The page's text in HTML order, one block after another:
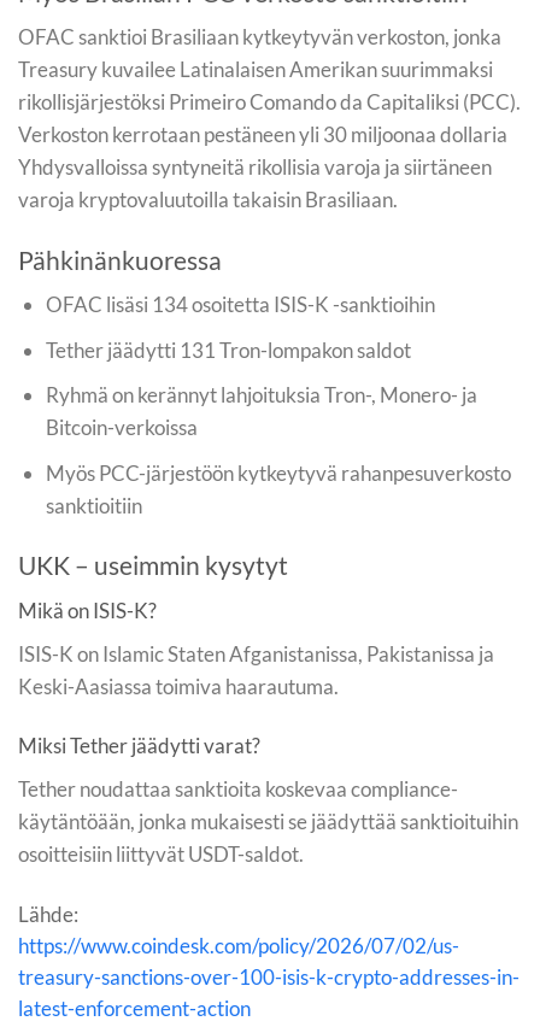
OFAC sanktioi Brasiliaan kytkeytyvän verkoston, jonka
Treasury kuvailee Latinalaisen Amerikan suurimmaksi
rikollisjärjestöksi Primeiro Comando da Capitaliksi (PCC).
Verkoston kerrotaan pestäneen yli 30 miljoonaa dollaria
Yhdysvalloissa syntyneitä rikollisia varoja ja siirtäneen
varoja kryptovaluutoilla takaisin Brasiliaan.
Pähkinänkuoressa
OFAC lisäsi 134 osoitetta ISIS-K -sanktioihin
Tether jäädytti 131 Tron-lompakon saldot
Ryhmä on kerännyt lahjoituksia Tron-, Monero- ja
Bitcoin-verkoissa
Myös PCC-järjestöön kytkeytyvä rahanpesuverkosto
sanktioitiin
UKK – useimmin kysytyt
Mikä on ISIS-K?
ISIS-K on Islamic Staten Afganistanissa, Pakistanissa ja
Keski-Aasiassa toimiva haarautuma.
Miksi Tether jäädytti varat?
Tether noudattaa sanktioita koskevaa compliance-
käytäntöään, jonka mukaisesti se jäädyttää sanktioituihin
osoitteisiin liittyvät USDT-saldot.
Lähde:
https://www.coindesk.com/policy/2026/07/02/us-
treasury-sanctions-over-100-isis-k-crypto-addresses-in-
latest-enforcement-action